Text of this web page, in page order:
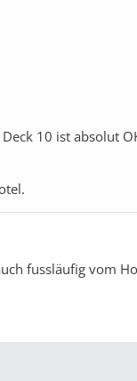
10 ist absolut
fussläufig vom